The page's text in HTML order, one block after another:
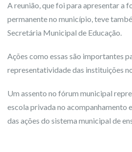
A reunião, que foi para apresentar a
permanente no município, teve
Secretária Municipal de Educação.
Ações como essas são importantes
representatividade das instituições
Um assento no fórum municipal
escola privada no acompanhamento
das ações do sistema municipal de